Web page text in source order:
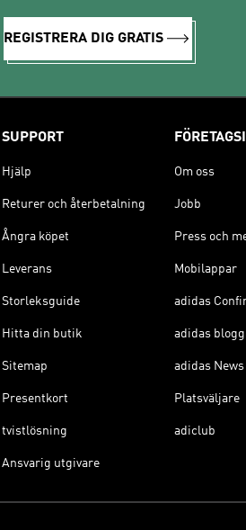
REGISTRERA DIG GRATIS
SUPPORT
Hjälp
Returer och återbetalning
Ångra köpet
Leverans
Storleksguide
Hitta din butik
Sitemap
Presentkort
tvistlösning
Ansvarig utgivare
Om oss
Jobb
Press och
Mobilappar
adidas
adidas blogg
adidas News
Platsväljare
adiclub